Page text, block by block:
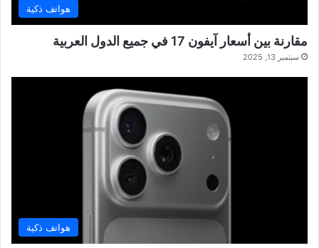
هواتف ذكية
مقارنة بين أسعار آيفون 17 في جميع الدول العربية
سبتمبر 13, 2025
هواتف ذكية